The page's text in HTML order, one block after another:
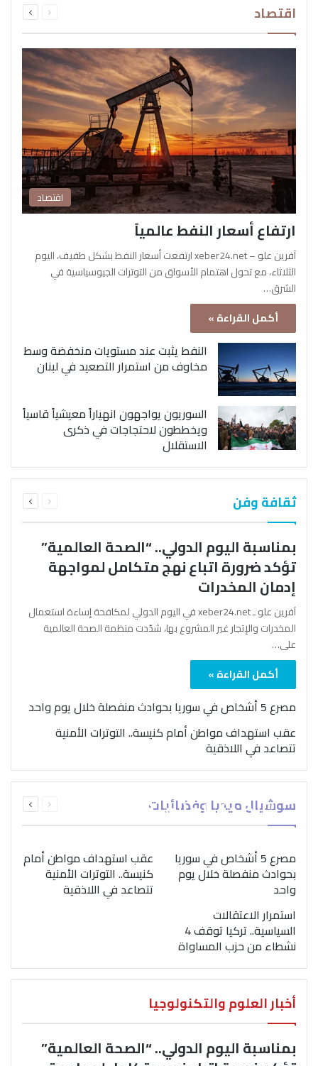
اقتصاد الصفحةالصفحة
اقتصاد
ارتفاع أسعار النفط عالمياً
آفرين علو – xeber24.net ارتفعت أسعار النفط بشكل طفيف، اليوم
الثلاثاء، مع تحول اهتمام الأسواق من التوترات الجيوسياسية في
الشرق…
أكمل القراءة »
النفط يثبت عند مستويات منخفضة وسط
مخاوف من استمرار التصعيد في لبنان
السوريون يواجهون انهياراً معيشياً قاسياً
ويخططون لاحتجاجات في ذكرى
الاستقلال
ثقافة وفن الصفحةالصفحة
بمناسبة اليوم الدولي.. “الصحة العالمية”
تؤكد ضرورة اتباع نهج متكامل لمواجهة
إدمان المخدرات
آفرين علو ـ xeber24.net في اليوم الدولي لمكافحة إساءة استعمال
المخدرات والإتجار غير المشروع بها، شدّدت منظمة الصحة العالمية
على…
أكمل القراءة »
مصرع 5 أشخاص في سوريا بحوادث منفصلة خلال يوم واحد
عقب استهداف مواطن أمام كنيسة.. التوترات الأمنية
تتصاعد في اللاذقية
سوشيال ميديا وفضائيات الصفحةالصفحة
بمناسبة اليوم الدولي..
“الصحة العالمية” تؤكد
ضرورة اتباع نهج متكامل
لمواجهة إدمان المخدرات
مصرع 5 أشخاص في سوريا
بحوادث منفصلة خلال يوم
واحد
عقب استهداف مواطن أمام
كنيسة.. التوترات الأمنية
تتصاعد في اللاذقية
استمرار الاعتقالات
السياسية.. تركيا توقف 4
نشطاء من حزب المساواة
أخبار العلوم والتكنولوجيا
بمناسبة اليوم الدولي.. “الصحة العالمية”